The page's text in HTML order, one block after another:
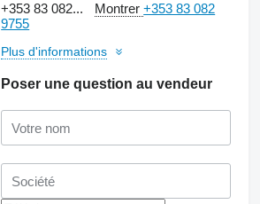
+353 83 082... Montrer+353 83 082
9755
Plus d'informations
Poser une question au vendeur